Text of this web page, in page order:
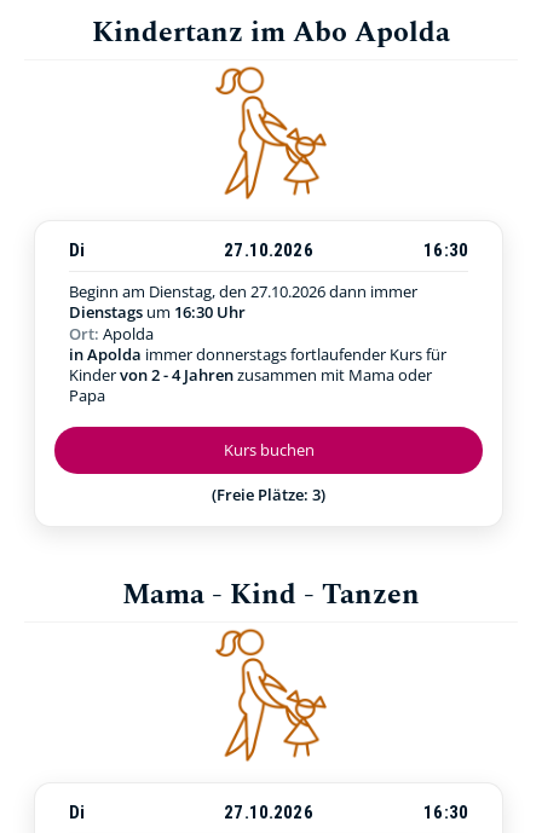
Kindertanz im Abo Apolda
Kurs buchen
(Freie Plätze: 3)
Di 27.10.2026
16:30
Beginn am Dienstag, den 27.10.2026dann immer
Dienstags um 16:30 Uhr
Ort: Apolda
in Apolda immer donnerstags fortlaufender Kurs für
Kindervon 2 - 4 Jahrenzusammen mit Mama oder
Papa
Mama - Kind - Tanzen
Di 27.10.2026
16:30